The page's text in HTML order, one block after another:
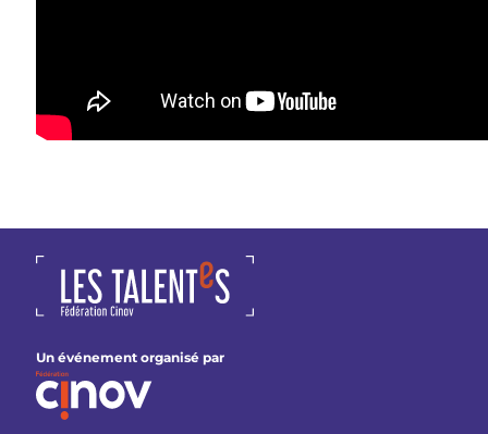
Un événement organisé par